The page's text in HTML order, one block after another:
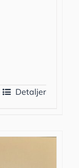
Detaljer